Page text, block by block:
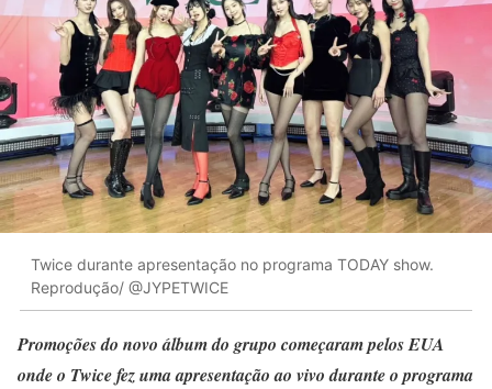
Twice durante apresentação no programa TODAY show.
Reprodução/ @JYPETWICE
Promoções do novo álbum do grupo começaram pelos EUA
onde o Twice fez uma apresentação ao vivo durante o programa